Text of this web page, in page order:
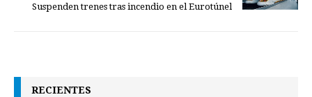
Suspenden trenes tras incendio en el Eurotúnel
RECIENTES